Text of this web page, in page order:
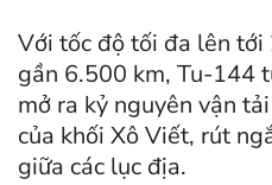
Với tốc độ tối đa lên
gần 6.500 km, Tu-144
mở ra kỷ nguyên vận
của khối Xô Viết, rút
giữa các lục địa.